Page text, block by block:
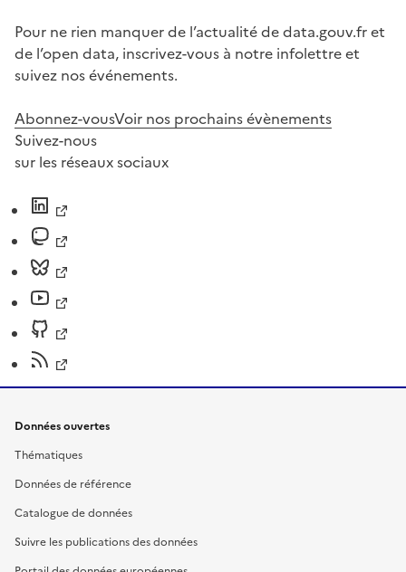
Pour ne rien manquer de l’actualité de data.gouv.fr et
de l’open data, inscrivez-vous à notre infolettre et
suivez nos événements.
Abonnez-vousVoir nos prochains évènements
Suivez-nous
sur les réseaux sociaux
Données ouvertes
Thématiques
Données de référence
Catalogue de données
Suivre les publications des données